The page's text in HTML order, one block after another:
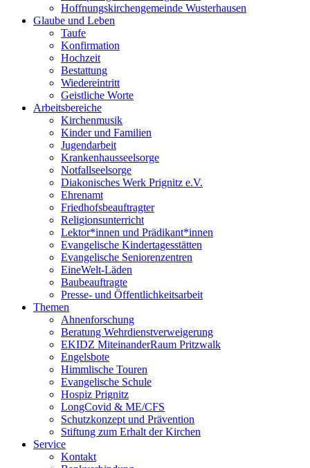
Hoffnungskirchengemeinde Wusterhausen
Glaube und Leben
Taufe
Konfirmation
Hochzeit
Bestattung
Wiedereintritt
Geistliche Worte
Arbeitsbereiche
Kirchenmusik
Kinder und Familien
Jugendarbeit
Krankenhausseelsorge
Notfallseelsorge
Diakonisches Werk Prignitz e.V.
Ehrenamt
Friedhofsbeauftragter
Religionsunterricht
Lektor*innen und Prädikant*innen
Evangelische Kindertagesstätten
Evangelische Seniorenzentren
EineWelt-Läden
Baubeauftragte
Presse- und Öffentlichkeitsarbeit
Themen
Ahnenforschung
Beratung Wehrdienstverweigerung
EKIDZ MiteinanderRaum Pritzwalk
Engelsbote
Himmlische Touren
Evangelische Schule
Hospiz Prignitz
LongCovid & ME/CFS
Schutzkonzept und Prävention
Stiftung zum Erhalt der Kirchen
Service
Kontakt